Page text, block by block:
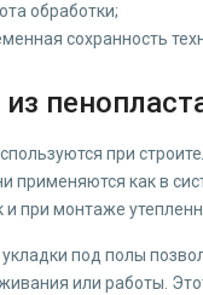
обработки;
сохранность
при
применяются как в
при монтаже
под полы
или работы.